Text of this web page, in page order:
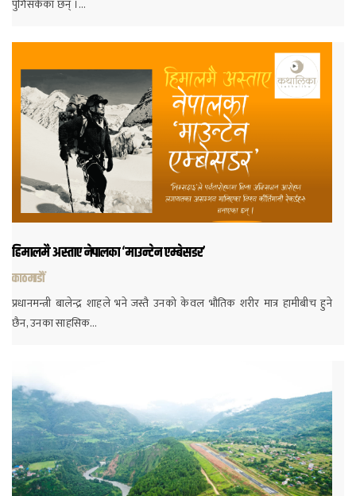
पुगिसकेका छन् ।…
हिमालमै अस्ताए नेपालका ‘माउन्टेन एम्बेसडर’
काठमाडौं
प्रधानमन्त्री बालेन्द्र शाहले भने जस्तै उनको केवल भौतिक शरीर मात्र हामीबीच हुने
छैन, उनका साहसिक…